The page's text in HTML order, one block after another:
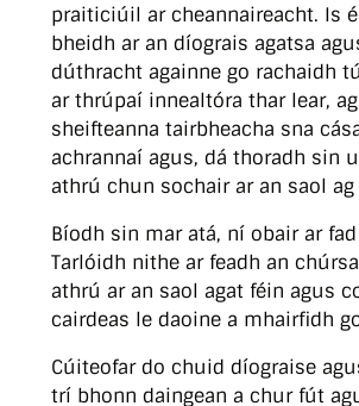
praiticiúil ar cheannaireacht. Is
bheidh ar an díograis agatsa
dúthracht againne go rachaidh
ar thrúpaí innealtóra thar lear,
sheifteanna tairbheacha sna
achrannaí agus, dá thoradh sin
athrú chun sochair ar an saol ag
Bíodh sin mar atá, ní obair ar
Tarlóidh nithe ar feadh an
athrú ar an saol agat féin agus
cairdeas le daoine a mhairfidh
Cúiteofar do chuid díograise
trí bhonn daingean a chur fút